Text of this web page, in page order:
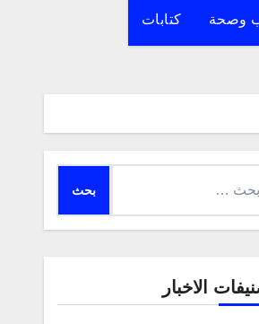
وصحة كتابات
الاخبار